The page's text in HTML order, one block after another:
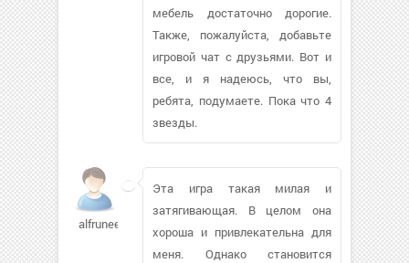
мебель достаточно дорогие.
Также, пожалуйста, добавьте
игровой чат с друзьями. Вот и
все, и я надеюсь, что вы,
ребята, подумаете. Пока что 4
звезды.
alfrunee
Эта игра такая милая и
затягивающая. В целом она
хороша и привлекательна для
меня. Однако становится